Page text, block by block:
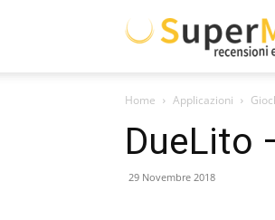
Home Applicazioni
DueLito
29 Novembre 2018